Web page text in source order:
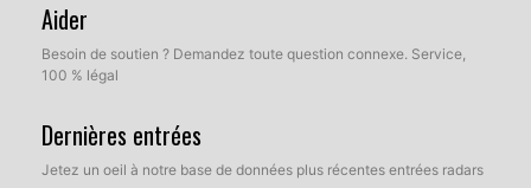
Aider
Besoin de soutien ? Demandez toute question connexe. Service,
100 % légal
Dernières entrées
Jetez un oeil à notre base de données plus récentes entrées radars